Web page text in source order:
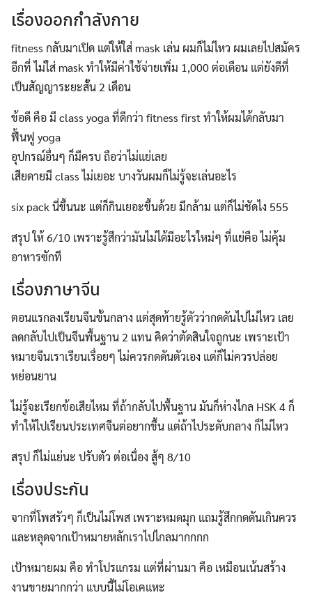
for:
เรื่องออกกำลังกาย
fitness กลับมาเปิด แต่ให้ใส่ mask เล่น ผมก็ไม่ไหว ผมเลยไปสมัคร
อีกที่ ไม่ใส่ mask ทำให้มีค่าใช้จ่ายเพิ่ม 1,000 ต่อเดือน แต่ยังดีที่
เป็นสัญญาระยะสั้น 2 เดือน
ข้อดี คือ มี class yoga ที่ดีกว่า fitness first ทำให้ผมได้กลับมา
ฟื้นฟู yoga
อุปกรณ์อื่นๆ ก็มีครบ ถือว่าไม่แย่เลย
เสียดายมี class ไม่เยอะ บางวันผมก็ไม่รู้จะเล่นอะไร
six pack นี่ขึ้นนะ แต่ก็กินเยอะขึ้นด้วย มีกล้าม แต่ก็ไม่ชัดไง 555
สรุป ให้ 6/10 เพราะรู้สึกว่ามันไม่ได้มีอะไรใหม่ๆ ที่แย่คือ ไม่คุ้ม
อาหารซักที
เรื่องภาษาจีน
ตอนแรกลงเรียนจีนขั้นกลาง แต่สุดท้ายรู้ตัวว่ากดดันไปไม่ไหว เลย
ลดกลับไปเป็นจีนพื้นฐาน 2 แทน คิดว่าตัดสินใจถูกนะ เพราะเป้า
หมายจีนเราเรียนเรื่อยๆ ไม่ควรกดดันตัวเอง แต่ก็ไม่ควรปล่อย
หย่อนยาน
ไม่รู้จะเรียกข้อเสียไหม ที่ถ้ากลับไปพื้นฐาน มันก็ห่างไกล HSK 4 ก็
ทำให้ไปเรียนประเทศจีนต่อยากขึ้น แต่ถ้าไประดับกลาง ก็ไม่ไหว
สรุป ก็ไม่แย่นะ ปรับตัว ต่อเนื่อง สู้ๆ 8/10
เรื่องประกัน
จากที่โพสรัวๆ ก็เป็นไม่โพส เพราะหมดมุก แถมรู้สึกกดดันเกินควร
และหลุดจากเป้าหมายหลักเราไปไกลมากกกก
เป้าหมายผม คือ ทำโปรแกรม แต่ที่ผ่านมา คือ เหมือนเน้นสร้าง
งานขายมากกว่า แบบนี้ไม่โอเคแหะ